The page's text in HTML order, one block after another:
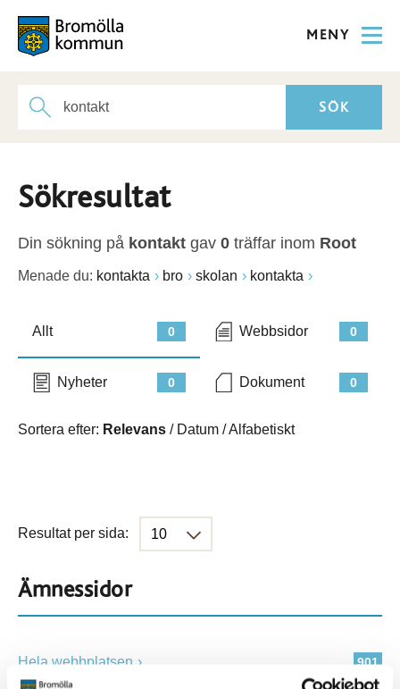
MENY
Sökresultat
Din sökning på kontakt gav 0 träffar inom Root
Menade du: kontakta bro skolan kontakta
0
Allt 0
Webbsidor
0
Nyheter 0
Dokument
Sortera efter: Relevans / Datum /Alfabetiskt
Resultat per sida:
Ämnessidor
901
Hela webbplatsen